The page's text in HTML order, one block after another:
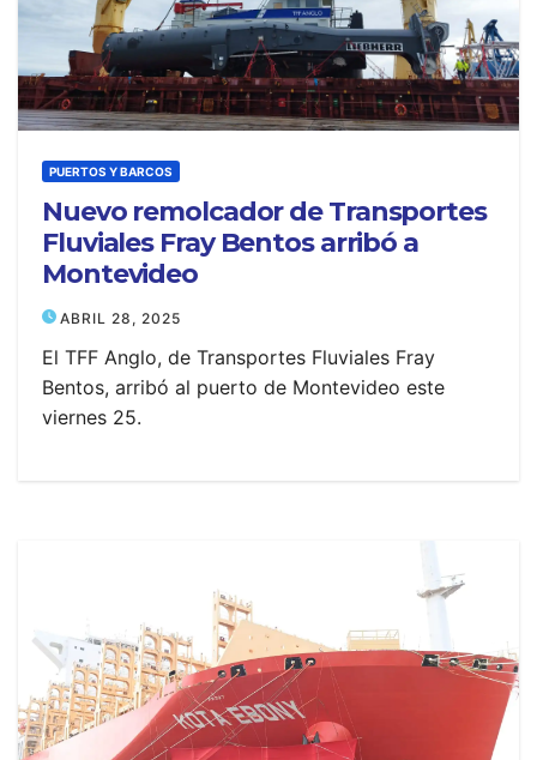
PUERTOS Y BARCOS
Nuevo remolcador de Transportes
Fluviales Fray Bentos arribó a
Montevideo
ABRIL 28, 2025
El TFF Anglo, de Transportes Fluviales Fray
Bentos, arribó al puerto de Montevideo este
viernes 25.